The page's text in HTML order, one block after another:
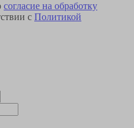
согласие на обработку
с Политикой